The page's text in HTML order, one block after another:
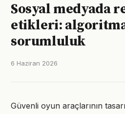
Sosyal medyada
etikleri:
sorumluluk
6 Haziran 2026
Güvenli oyun araçlarının